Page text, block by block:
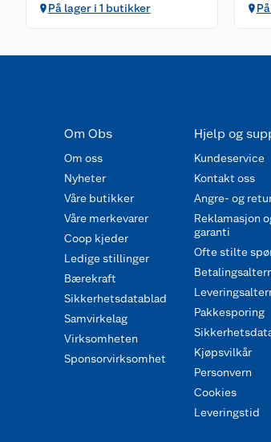
På lager i 1 butikker
Om Obs
Om oss
Nyheter
Våre butikker
Våre merkevarer
Coop kjeder
Ledige stillinger
Bærekraft
Sikkerhetsdatablad
Samvirkelag
Virksomheten
Sponsorvirksomhet
Hjelp og
Kundeservice
Kontakt oss
Angre- og
Reklamasjon
garanti
Ofte stilte
Pakkesporing
Kjøpsvilkår
Personvern
Cookies
Leveringstid